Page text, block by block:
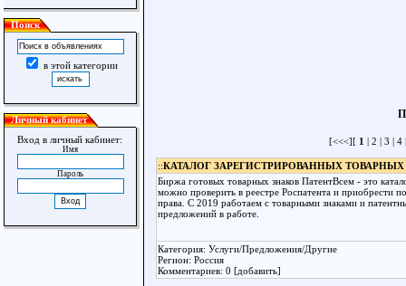
Поиск
в этой категории
Личный кабинет
Вход в личный кабинет:
Имя
Пароль
[<<<][ 1 | 2 | 3 | 4
::КАТАЛОГ ЗАРЕГИСТРИРОВАННЫХ
Биржа готовых товарных знаков ПатентВсем - это
можно проверить в реестре Роспатента и приобрести
права. С 2019 работаем с товарными знаками и
предложений в работе.
Категория: Услуги/Предложения/Другие
Регион: Россия
Комментариев: 0 [добавить]